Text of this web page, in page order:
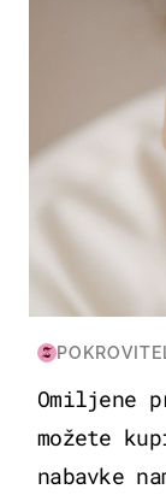
Omiljene
možete
nabavke